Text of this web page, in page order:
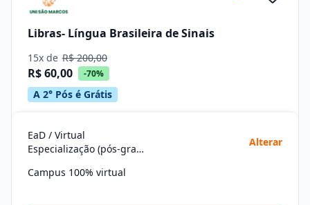
Libras- Língua Brasileira de Sinais
15x de R$ 200,00
R$ 60,00 -70%
A 2° Pós é Grátis
EaD / Virtual
Especialização (pós-graduação)
Alterar
Campus 100% virtual